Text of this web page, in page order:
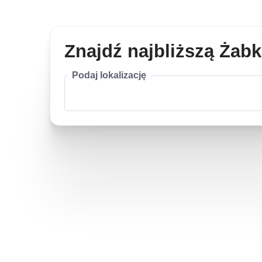
Znajdź najbliższą
Podaj lokalizację